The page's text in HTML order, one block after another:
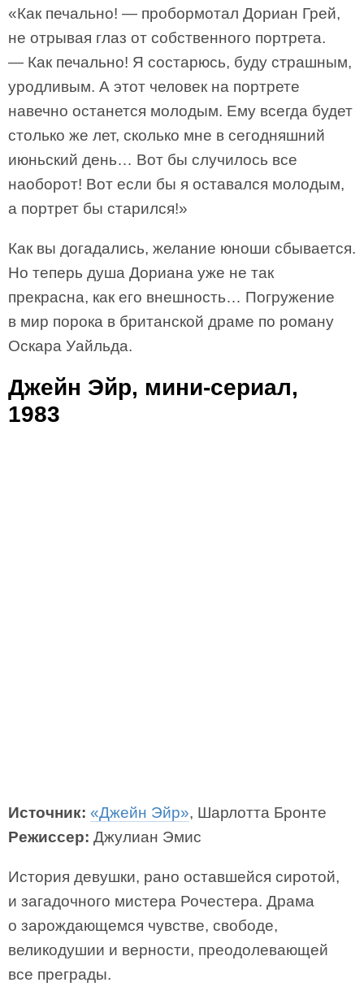
«Как печально! — пробормотал Дориан Грей,
не отрывая глаз от собственного портрета.
— Как печально! Я состарюсь, буду страшным,
уродливым. А этот человек на портрете
навечно останется молодым. Ему всегда будет
столько же лет, сколько мне в сегодняшний
июньский день… Вот бы случилось все
наоборот! Вот если бы я оставался молодым,
а портрет бы старился!»
Как вы догадались, желание юноши сбывается.
Но теперь душа Дориана уже не так
прекрасна, как его внешность… Погружение
в мир порока в британской драме по роману
Оскара Уайльда.
Джейн Эйр, мини-сериал,
1983
Источник: «Джейн Эйр», Шарлотта Бронте
Режиссер: Джулиан Эмис
История девушки, рано оставшейся сиротой,
и загадочного мистера Рочестера. Драма
о зарождающемся чувстве, свободе,
великодушии и верности, преодолевающей
все преграды.